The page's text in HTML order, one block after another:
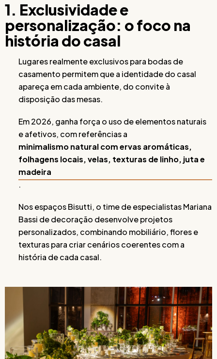
1. Exclusividade e
personalização: o foco na
história do casal
Lugares realmente exclusivos para bodas de
casamento permitem que a identidade do casal
apareça em cada ambiente, do convite à
disposição das mesas.
Em 2026, ganha força o uso de elementos naturais
e afetivos, com referências a
minimalismo natural com ervas aromáticas,
folhagens locais, velas, texturas de linho, juta e
madeira
.
Nos espaços Bisutti, o time de especialistas Mariana
Bassi de decoração desenvolve projetos
personalizados, combinando mobiliário, flores e
texturas para criar cenários coerentes com a
história de cada casal.